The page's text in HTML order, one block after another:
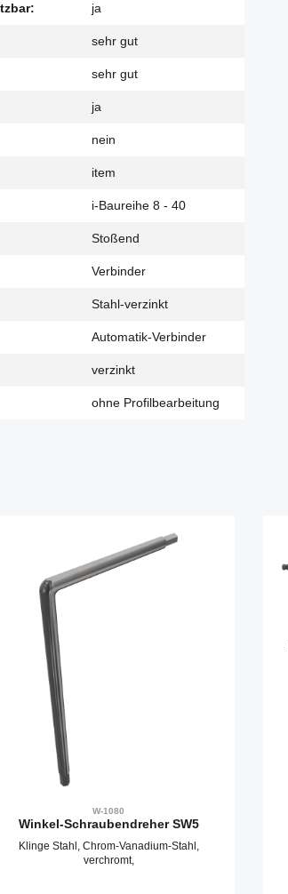
ja
sehr gut
sehr gut
ja
nein
item
i-Baureihe 8 - 40
Stoßend
Verbinder
Stahl-verzinkt
Automatik-Verbinder
verzinkt
ohne Profilbearbeitung
W-1080
Winkel-Schraubendreher SW5
Klinge Stahl, Chrom-Vanadium-Stahl,
verchromt,